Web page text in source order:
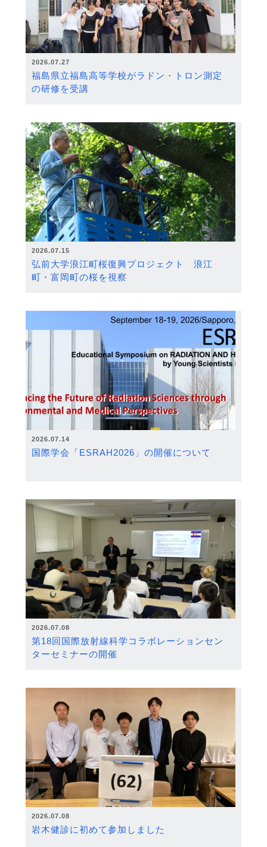
2026.07.27
福島県立福島高等学校がラドン・トロン測定
の研修を受講
2026.07.15
弘前大学浪江町桜復興プロジェクト 浪江
町・富岡町の桜を視察
2026.07.14
国際学会「ESRAH2026」の開催について
2026.07.08
第18回国際放射線科学コラボレーションセン
ターセミナーの開催
2026.07.08
岩木健診に初めて参加しました